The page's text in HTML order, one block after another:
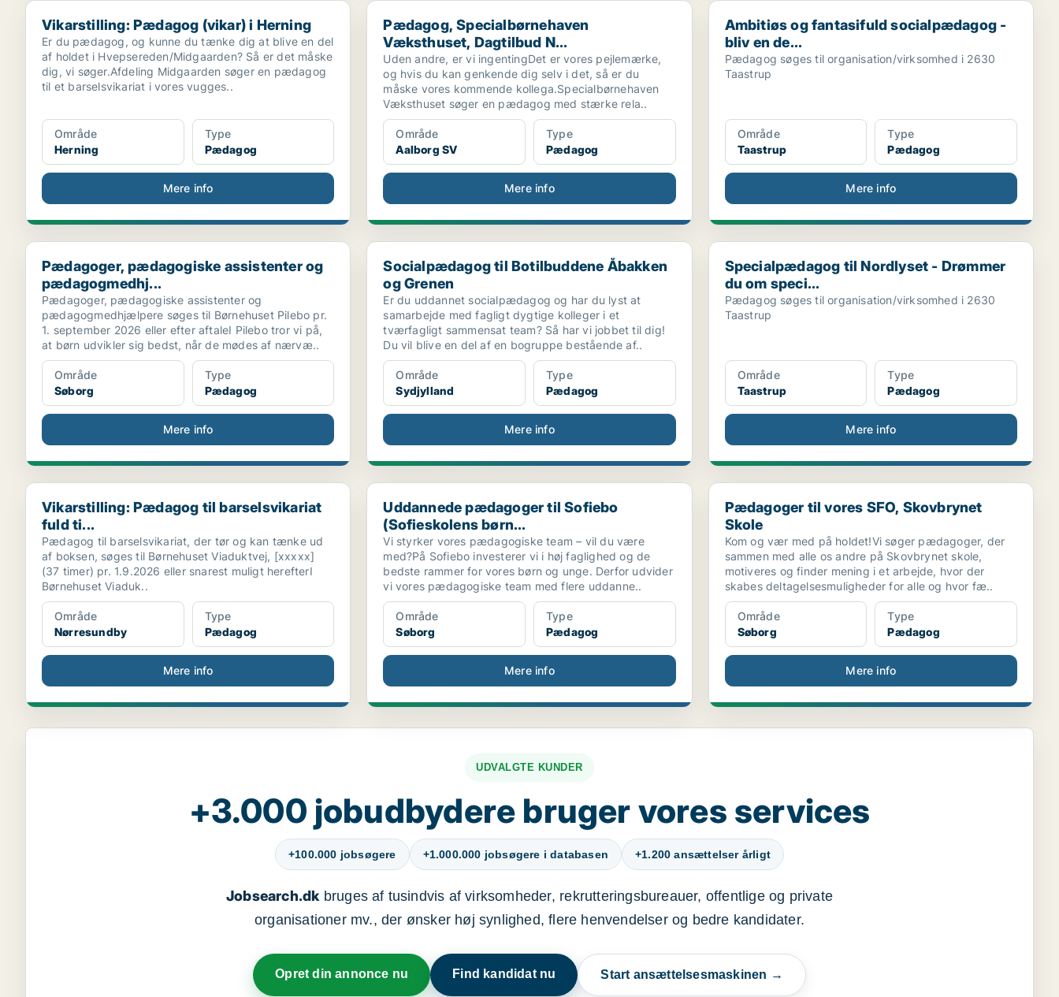
Vikarstilling: Pædagog (vikar) i Herning
Vikarstilling: Pædagog (vikar) i Herning
Er du pædagog, og kunne du tænke dig at blive en del
af holdet i Hvepsereden/Midgaarden? Så er det måske
dig, vi søger.Afdeling Midgaarden søger en pædagog
til et barselsvikariat i vores vugges..
Område
Herning
Type
Pædagog
Mere info
Pædagog, Specialbørnehaven Væksthuset, Dagtilbud N...
Pædagog, Specialbørnehaven
Væksthuset, Dagtilbud N...
Uden andre, er vi ingentingDet er vores pejlemærke,
og hvis du kan genkende dig selv i det, så er du
måske vores kommende kollega.Specialbørnehaven
Væksthuset søger en pædagog med stærke rela..
Område
Aalborg SV
Type
Pædagog
Mere info
Ambitiøs og fantasifuld socialpædagog - bliv en de...
Ambitiøs og fantasifuld socialpædagog -
bliv en de...
Pædagog søges til organisation/virksomhed i 2630
Taastrup
Område
Taastrup
Type
Pædagog
Mere info
Pædagoger, pædagogiske assistenter og pædagogmedhj...
Pædagoger, pædagogiske assistenter og
pædagogmedhj...
Pædagoger, pædagogiske assistenter og
pædagogmedhjælpere søges til Børnehuset Pilebo pr.
1. september 2026 eller efter aftaleI Pilebo tror vi på,
at børn udvikler sig bedst, når de mødes af nærvæ..
Område
Søborg
Type
Pædagog
Mere info
Socialpædagog til Botilbuddene Åbakken og Grenen
Socialpædagog til Botilbuddene Åbakken
og Grenen
Er du uddannet socialpædagog og har du lyst at
samarbejde med fagligt dygtige kolleger i et
tværfagligt sammensat team? Så har vi jobbet til dig!
Du vil blive en del af en bogruppe bestående af..
Område
Sydjylland
Type
Pædagog
Mere info
Specialpædagog til Nordlyset - Drømmer du om speci...
Specialpædagog til Nordlyset - Drømmer
du om speci...
Pædagog søges til organisation/virksomhed i 2630
Taastrup
Område
Taastrup
Type
Pædagog
Mere info
Vikarstilling: Pædagog til barselsvikariat fuld ti...
Vikarstilling: Pædagog til barselsvikariat
fuld ti...
Pædagog til barselsvikariat, der tør og kan tænke ud
af boksen, søges til Børnehuset Viaduktvej, [xxxxx]
(37 timer) pr. 1.9.2026 eller snarest muligt herefterI
Børnehuset Viaduk..
Område
Nørresundby
Type
Pædagog
Mere info
Uddannede pædagoger til Sofiebo (Sofieskolens børn...
Uddannede pædagoger til Sofiebo
(Sofieskolens børn...
Vi styrker vores pædagogiske team – vil du være
med?På Sofiebo investerer vi i høj faglighed og de
bedste rammer for vores børn og unge. Derfor udvider
vi vores pædagogiske team med flere uddanne..
Område
Søborg
Type
Pædagog
Mere info
Pædagoger til vores SFO, Skovbrynet Skole
Pædagoger til vores SFO, Skovbrynet
Skole
Kom og vær med på holdet!Vi søger pædagoger, der
sammen med alle os andre på Skovbrynet skole,
motiveres og finder mening i et arbejde, hvor der
skabes deltagelsesmuligheder for alle og hvor fæ..
Område
Søborg
Type
Pædagog
Mere info
UDVALGTE KUNDER
+3.000 jobudbydere bruger vores services
+100.000 jobsøgere +1.000.000 jobsøgere i databasen +1.200 ansættelser årligt
Jobsearch.dkbruges af tusindvis af virksomheder, rekrutteringsbureauer, offentlige og private
organisationer mv., der ønsker høj synlighed, flere henvendelser og bedre kandidater.
Opret din annonce nu Find kandidat nu Start ansættelsesmaskinen →